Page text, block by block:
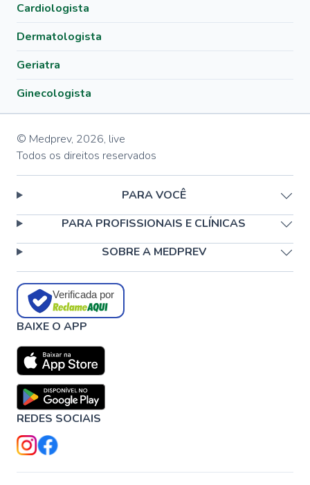
Cardiologista
Dermatologista
Geriatra
Ginecologista
© Medprev, 2026, live
Todos os direitos reservados
PARA VOCÊ
PARA PROFISSIONAIS E CLÍNICAS
SOBRE A MEDPREV
Verificada por
BAIXE O APP
REDES SOCIAIS